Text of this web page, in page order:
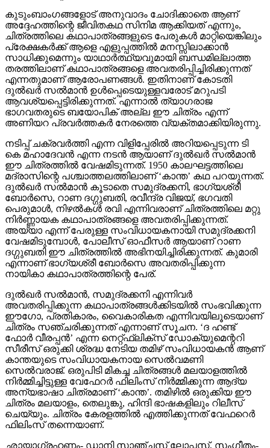
കുടുംബാംഗങ്ങളോട് അനുവാദം ചോദിക്കാതെ ആണ്
അദ്ദേഹത്തിന്റെ ജീവിതകഥ സിനിമ ആക്കിയത് എന്നും,
ചിത്രത്തിലെ കഥാപാത്രങ്ങളുടെ പേരുകള്‍ മാറ്റിയെങ്കിലും
പ്രേക്ഷകര്‍ക്ക് ആളെ എളുപ്പത്തില്‍ മനസ്സിലാക്കാന്‍
സാധിക്കുമെന്നും യാഥാര്‍ത്ഥ്യവുമായി ബന്ധമില്ലാത്ത
തരത്തിലാണ് കഥാപാത്രങ്ങളെ അവതരിപ്പിച്ചിരിക്കുന്നത്
എന്നതുമാണ് ആരോപണങ്ങള്‍. ഇതിനാണ് കോടതി
ദുല്‍ഖര്‍ സല്‍മാന്‍ ഉള്‍പ്പെടെയുള്ളവരോട് മറുപടി
ആവശ്യപ്പെട്ടിരിക്കുന്നത്. എന്നാല്‍ ത്യാഗരാജ
ഭാഗവതരുടെ ബയോപിക് അല്ല ഈ ചിത്രം എന്ന്
അണിയറ പ്രവര്‍ത്തകര്‍ നേരത്തെ വ്യക്തമാക്കിയിരുന്നു.
നടിപ്പ് ചക്രവര്‍ത്തി എന്ന വിളിപ്പേരില്‍ അറിയപ്പെടുന്ന ടി
കെ മഹാദേവന്‍ എന്ന നടന്‍ ആയാണ് ദുല്‍ഖര്‍ സല്‍മാന്‍
ഈ ചിത്രത്തില്‍ വേഷമിടുന്നത്. 1950 കാലഘട്ടത്തിലെ
മദ്രാസിന്റെ പശ്ചാത്തലത്തിലാണ് ‘കാന്ത’ കഥ പറയുന്നത്.
ദുല്‍ഖര്‍ സല്‍മാന്‍ കൂടാതെ സമുദ്രക്കനി, ഭാഗ്യശ്രീ
ബോര്‍സെ, റാണ ദഗ്ഗുബതി, രവീന്ദ്ര വിജയ്, ഭഗവതി
പെരുമാള്‍, നിഴല്‍കള്‍ രവി എന്നിവരാണ് ചിത്രത്തിലെ മറ്റു
നിര്‍ണ്ണായക കഥാപാത്രങ്ങളെ അവതരിപ്പിക്കുന്നത്.
അയ്യാ എന്ന് പേരുള്ള സംവിധായകനായി സമുദ്രക്കനി
വേഷമിടുമ്പോള്‍, പോലീസ് ഓഫീസര്‍ ആയാണ് റാണ
ദഗ്ഗുബതി ഈ ചിത്രത്തില്‍ അഭിനയിച്ചിരിക്കുന്നത്. കുമാരി
എന്നാണ് ഭാഗ്യശ്രീ ബോര്‍സെ അവതരിപ്പിക്കുന്ന
നായികാ കഥാപാത്രത്തിന്റെ പേര്.
ദുല്‍ഖര്‍ സല്‍മാന്‍, സമുദ്രക്കനി എന്നിവര്‍
അവതരിപ്പിക്കുന്ന കഥാപാത്രങ്ങള്‍ക്കിടയില്‍ സംഭവിക്കുന്ന
ഈഗോ, പ്രതികാരം, വൈകാരികത എന്നിവയിലൂടെയാണ്
ചിത്രം സഞ്ചരിക്കുന്നത് എന്നാണ് സൂചന. ‘ദ ഹണ്ട്
ഫോര്‍ വീരപ്പന്‍’ എന്ന നെറ്റ്ഫ്‌ലിക്‌സ് ഡോക്യുമെന്ററി
സീരീസ് ഒരുക്കി ശ്രദ്ധ നേടിയ തമിഴ് സംവിധായകന്‍ ആണ്
കാന്തയുടെ സംവിധായകനായ സെല്‍വമണി
സെല്‍വരാജ്. ഒരുപിടി മികച്ച ചിത്രങ്ങള്‍ മലയാളത്തില്‍
നിര്‍മ്മിച്ചിട്ടുള്ള വേഫേറര്‍ ഫിലിംസ് നിര്‍മ്മിക്കുന്ന ആദ്യ
അന്യഭാഷാ ചിത്രമാണ് ‘കാന്ത’. തമിഴില്‍ ഒരുക്കിയ ഈ
ചിത്രം മലയാളം, തെലുങ്കു, ഹിന്ദി ഭാഷകളിലും റിലീസ്
ചെയ്യും. ചിത്രം കേരളത്തില്‍ എത്തിക്കുന്നത് വേഫറെര്‍
ഫിലിംസ് തന്നെയാണ്.
ഛായാഗ്രഹണം- ഡാനി സാഞ്ചസ് ലോപ്പസ്, സംഗീതം-